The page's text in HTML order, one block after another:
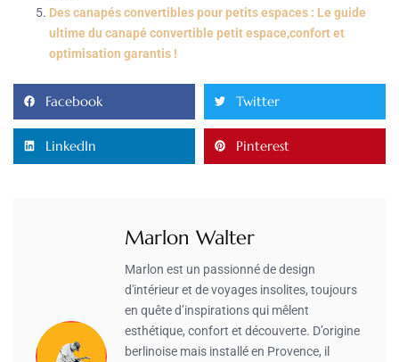
Des canapés convertibles pour petits espaces : Le guide
ultime du canapé convertible petit espace,confort et
optimisation garantis !
Facebook Twitter
LinkedIn Pinterest
Marlon Walter
Marlon est un passionné de design
d'intérieur et de voyages insolites, toujours
en quête d’inspirations qui mêlent
esthétique, confort et découverte. D’origine
berlinoise mais installé en Provence, il